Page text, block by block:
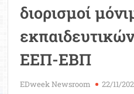
διορισμοί
ΕΕΠ-ΕΒΠ
EDweek Newsroom 22/11/